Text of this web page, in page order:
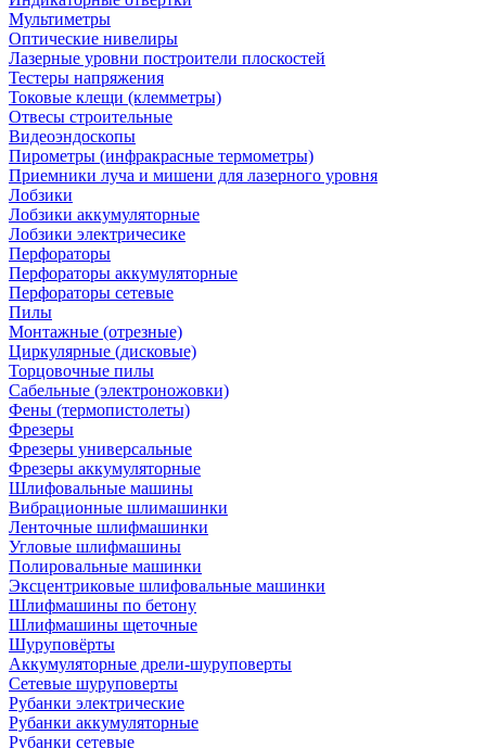
Мультиметры
Оптические нивелиры
Лазерные уровни построители плоскостей
Тестеры напряжения
Токовые клещи (клемметры)
Отвесы строительные
Видеоэндоскопы
Пирометры (инфракрасные термометры)
Приемники луча и мишени для лазерного уровня
Лобзики
Лобзики аккумуляторные
Лобзики электричесике
Перфораторы
Перфораторы аккумуляторные
Перфораторы сетевые
Пилы
Монтажные (отрезные)
Циркулярные (дисковые)
Торцовочные пилы
Сабельные (электроножовки)
Фены (термопистолеты)
Фрезеры
Фрезеры универсальные
Фрезеры аккумуляторные
Шлифовальные машины
Вибрационные шлимашинки
Ленточные шлифмашинки
Угловые шлифмашины
Полировальные машинки
Эксцентриковые шлифовальные машинки
Шлифмашины по бетону
Шлифмашины щеточные
Шуруповёрты
Аккумуляторные дрели-шуруповерты
Сетевые шуруповерты
Рубанки электрические
Рубанки аккумуляторные
Рубанки сетевые